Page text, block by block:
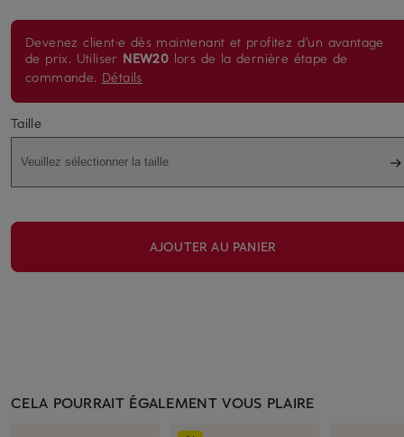
Devenez client·e dès maintenant et profitez d'un avantage
de prix. Utiliser NEW20 lors de la dernière étape de
commande. Détails
Taille
Veuillez sélectionner la taille
AJOUTER AU PANIER
CELA POURRAIT ÉGALEMENT VOUS PLAIRE